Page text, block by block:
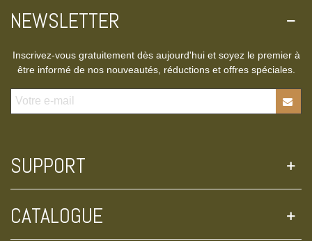
NEWSLETTER
Inscrivez-vous gratuitement dès aujourd'hui et soyez le premier à
être informé de nos nouveautés, réductions et offres spéciales.
SUPPORT
CATALOGUE